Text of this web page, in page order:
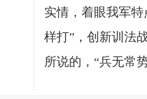
实情，着眼我军
样打”，创新训法
所说的，“兵无常